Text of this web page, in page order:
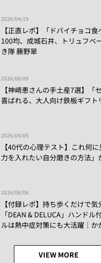
2026/04/19
【正直レポ】「ドバイチョコ食
100均、成城石井、トリュフベ
き隊 藤野翠
2026/08/09
【神崎恵さんの手土産7選】「
喜ばれる、大人向け鉄板ギフト
2026/04/05
【40代の心理テスト】これ何
力を入れたい自分磨きの方法」
2026/08/08
【付録レポ】持ち歩くだけで気
「DEAN & DELUCA」ハンドル
ルは熱中症対策にも大活躍│か
VIEW MORE